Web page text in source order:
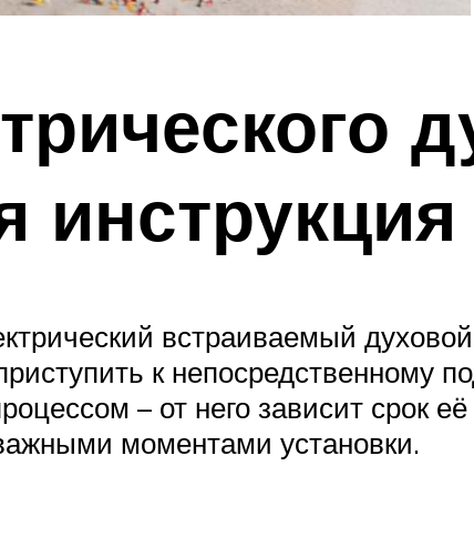
инструкция
встраиваемый
к непосредственному
– от него зависит срок
моментами установки.